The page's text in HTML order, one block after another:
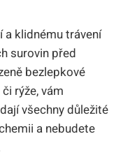
a klidnému trávení
surovin před
bezlepkové
rýže, vám
všechny důležité
a nebudete